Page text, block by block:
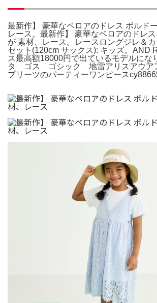
最新作】 豪華なベロアのドレス ボルド
レース。最新作】 豪華なベロアのドレ
が 素材、レース。レースロングジレ＆
セット(120cm サックス): キッズ。AND
ス最高額18000円で出ているモデルにな
タ ゴス ゴシック 地雷アリスアウア
プリーツのパーティーワンピース